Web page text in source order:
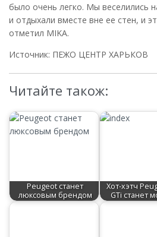
было очень легко. Мы веселились
и отдыхали вместе вне ее стен, и
отметил MIKA.
Источник: ПЕЖО ЦЕНТР ХАРЬКОВ
Читайте також:
Peugeot станет
люксовым брендом
Хот-хэтч
GTi станет